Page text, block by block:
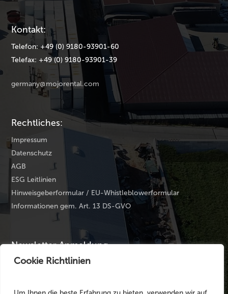
Cookie Richtlinien
Kontakt:
Telefon: +49 (0) 9180-93901-60
Telefax: +49 (0) 9180-93901-39
germany@mojorental.com
Rechtliches:
Impressum
Datenschutz
AGB
ESG Leitlinien
Hinweisgeberformular / EU-Whistleblowerformular
Informationen gem. Art. 13 DS-GVO
Newsletter Anmeldung